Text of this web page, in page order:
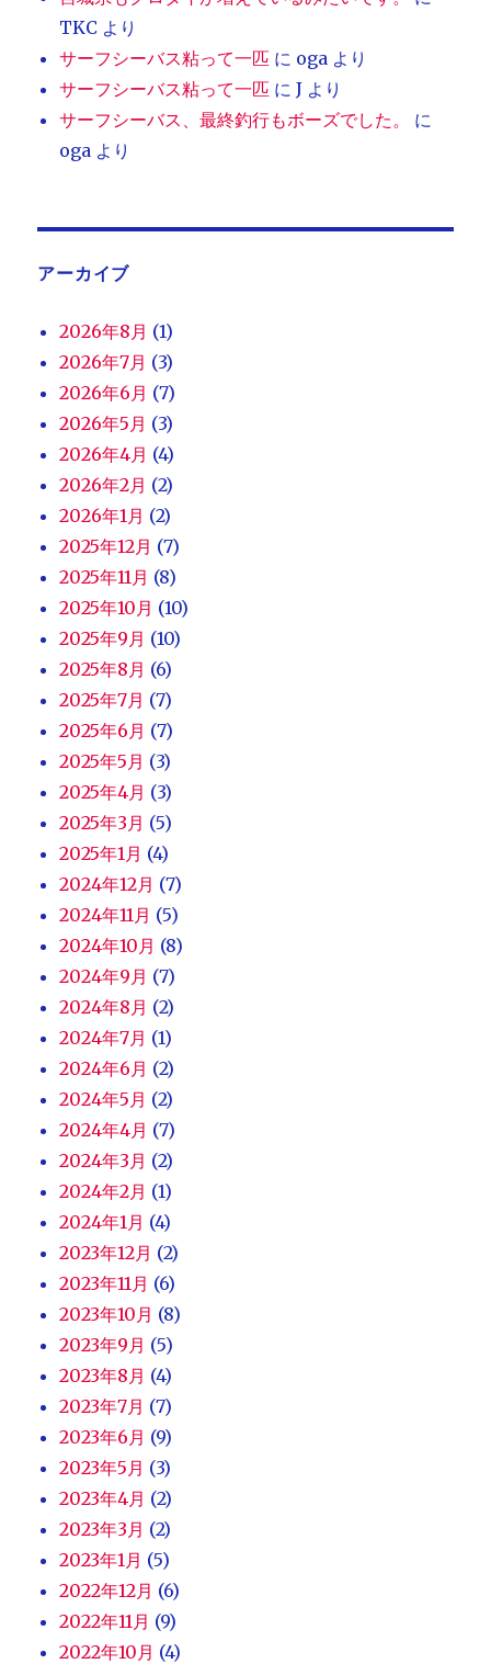
TKC より
サーフシーバス粘って一匹 に oga より
サーフシーバス粘って一匹 にJ より
サーフシーバス、最終釣行もボーズでした。
に
oga より
アーカイブ
2026年8月 (1)
2026年7月 (3)
2026年6月 (7)
2026年5月 (3)
2026年4月 (4)
2026年2月 (2)
2026年1月 (2)
2025年12月 (7)
2025年11月 (8)
2025年10月 (10)
2025年9月 (10)
2025年8月 (6)
2025年7月 (7)
2025年6月 (7)
2025年5月 (3)
2025年4月 (3)
2025年3月 (5)
2025年1月 (4)
2024年12月 (7)
2024年11月 (5)
2024年10月 (8)
2024年9月 (7)
2024年8月 (2)
2024年7月 (1)
2024年6月 (2)
2024年5月 (2)
2024年4月 (7)
2024年3月 (2)
2024年2月 (1)
2024年1月 (4)
2023年12月 (2)
2023年11月 (6)
2023年10月 (8)
2023年9月 (5)
2023年8月 (4)
2023年7月 (7)
2023年6月 (9)
2023年5月 (3)
2023年4月 (2)
2023年3月 (2)
2023年1月 (5)
2022年12月 (6)
2022年11月 (9)
2022年10月 (4)